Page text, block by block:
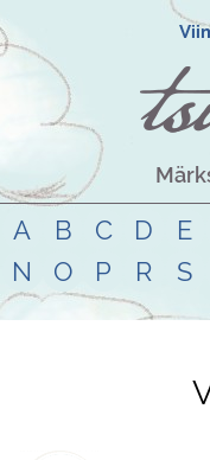
A B C D E
N
O P R S
Tsitaadid